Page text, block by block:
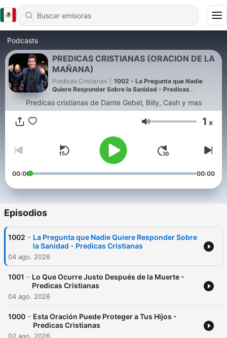
Podcasts
PREDICAS CRISTIANAS (ORACION DE LA
MAÑANA)
Predicas Cristianas
1002 - La Pregunta que Nadie
Quiere Responder Sobre la Sanidad - Predicas
Predicas cristianas de Dante Gebel, Billy, Cash y mas
Volumen 1 x
00:00 00:00
Episodios
1002 - La Pregunta que Nadie Quiere Responder Sobre
la Sanidad - Predicas Cristianas
04 ago. 2026
1001 - Lo Que Ocurre Justo Después de la Muerte -
Predicas Cristianas
04 ago. 2026
1000 - Esta Oración Puede Proteger a Tus Hijos -
Predicas Cristianas
02 ago. 2026